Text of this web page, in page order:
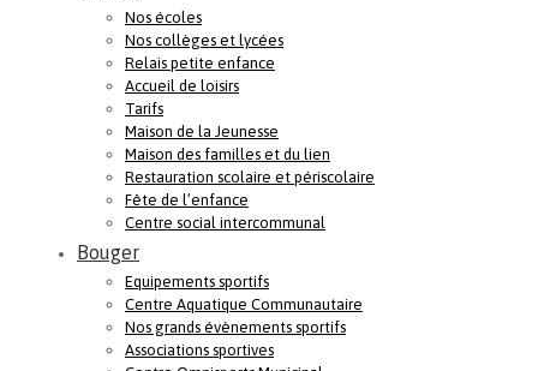
Nos écoles
Nos collèges et lycées
Relais petite enfance
Accueil de loisirs
Tarifs
Maison de la Jeunesse
Maison des familles et du lien
Restauration scolaire et périscolaire
Fête de l’enfance
Centre social intercommunal
Bouger
Equipements sportifs
Centre Aquatique Communautaire
Nos grands évènements sportifs
Associations sportives